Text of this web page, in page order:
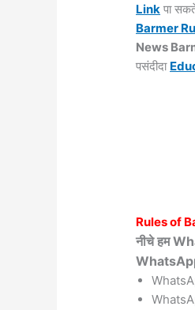
Link पा
Barmer
News
पसंदीदा
Rules of
नीचे हम